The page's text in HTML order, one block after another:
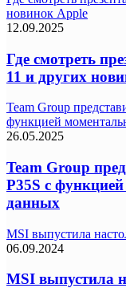
новинок Apple
12.09.2025
Где смотреть
11 и других
Team Group
функцией
26.05.2025
Team Group
P35S с
данных
MSI выпустила
06.09.2024
MSI выпустила